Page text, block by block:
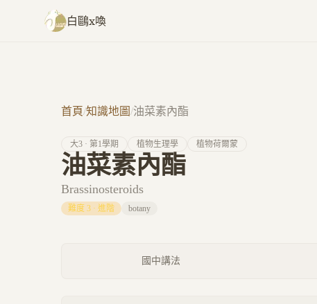
跳至主要內容
白鷗x喚
首頁/知識地圖/油菜素內酯
大3 · 第1學期 植物生理學 植物荷爾蒙
油菜素內酯
Brassinosteroids
難度 3 · 進階 botany
國中講法